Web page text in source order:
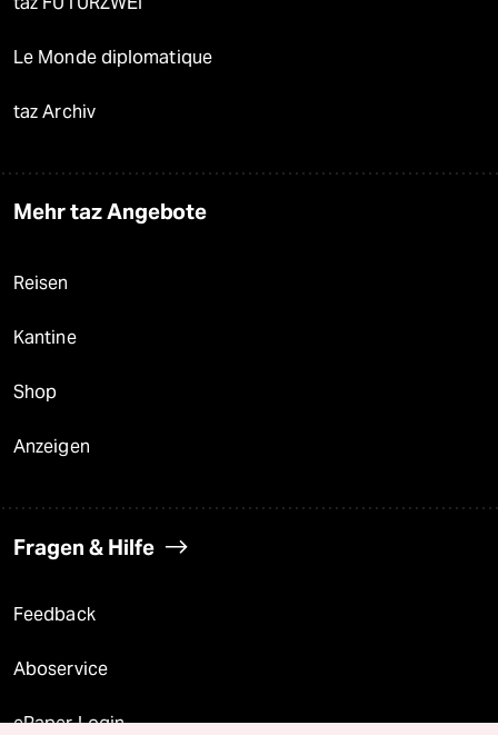
Le Monde diplomatique
taz Archiv
Mehr taz Angebote
Reisen
Kantine
Shop
Anzeigen
Fragen & Hilfe
Feedback
Aboservice
ePaper Login